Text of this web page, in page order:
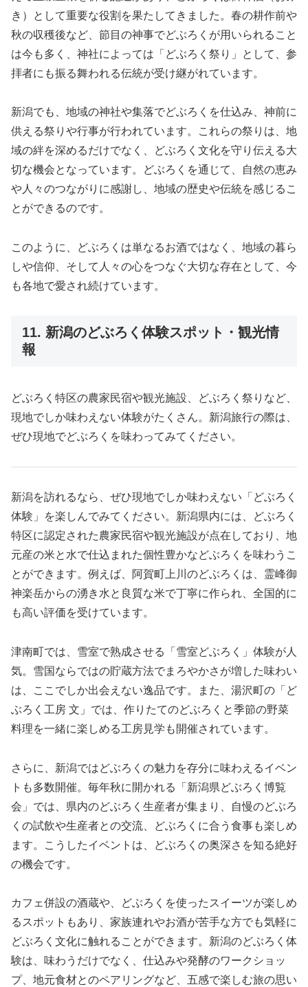
き）として重要な役割を果たしてきました。春の耕作前や
秋の収穫後など、節目の神事でどぶろくが用いられること
は今も多く、神社によっては「どぶろく祭り」として、参
拝者にも振る舞われる伝統が受け継がれています。
新潟でも、地域の神社や集落でどぶろくを仕込み、神前に
供える祭りや行事が行われています。これらの祭りは、地
域の絆を深めるだけでなく、どぶろく文化を守り伝える大
切な機会となっています。どぶろくを通じて、自然の恵み
や人々のつながりに感謝し、地域の歴史や伝統を感じるこ
とができるのです。
このように、どぶろくは単なるお酒ではなく、地域の暮ら
しや信仰、そして人々の心をつなぐ大切な存在として、今
も各地で愛され続けています。
11. 新潟のどぶろく体験スポット・観光情
報
どぶろく特区の農家民宿や観光施設、どぶろく祭りなど、
現地でしか味わえない体験がたくさん。新潟旅行の際は、
ぜひ現地でどぶろくを味わってみてください。
新潟を訪れるなら、ぜひ現地でしか味わえない「どぶろく
体験」を楽しんでみてください。新潟県内には、どぶろく
特区に認定された農家民宿や観光施設が点在しており、地
元産の米と水で仕込まれた個性豊かなどぶろくを味わうこ
とができます。例えば、阿賀町上川のどぶろくは、霊峰御
神楽岳からの湧き水と良質な米で丁寧に作られ、全国的に
も高い評価を受けています。
津南町では、雪室で熟成させる「雪室どぶろく」体験が人
気。雪国ならではの貯蔵方法でまろやかさが増した味わい
は、ここでしか出会えない逸品です。また、湯沢町の「ど
ぶろく工房 文」では、作りたてのどぶろくと季節の野菜
料理を一緒に楽しめる工房見学も開催されています。
さらに、新潟ではどぶろくの魅力を存分に味わえるイベン
トも多数開催。毎年秋に開かれる「新潟県どぶろく博覧
会」では、県内のどぶろく生産者が集まり、自慢のどぶろ
くの試飲や生産者との交流、どぶろくに合う食事も楽しめ
ます。こうしたイベントは、どぶろくの奥深さを知る絶好
の機会です。
カフェ併設の酒蔵や、どぶろくを使ったスイーツが楽しめ
るスポットもあり、家族連れやお酒が苦手な方でも気軽に
どぶろく文化に触れることができます。新潟のどぶろく体
験は、味わうだけでなく、仕込みや発酵のワークショッ
プ、地元食材とのペアリングなど、五感で楽しむ旅の思い